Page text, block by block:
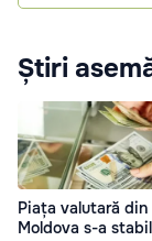
Știri
Piața valutară din
Moldova s-a